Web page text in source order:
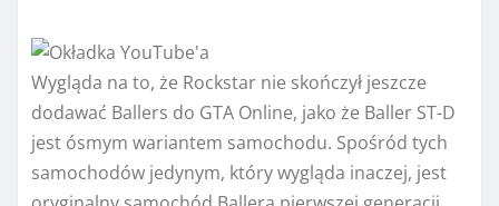
Wygląda na to, że Rockstar nie skończył jeszcze
dodawać Ballers do GTA Online, jako że Baller ST-D
jest ósmym wariantem samochodu. Spośród tych
samochodów jedynym, który wygląda inaczej, jest